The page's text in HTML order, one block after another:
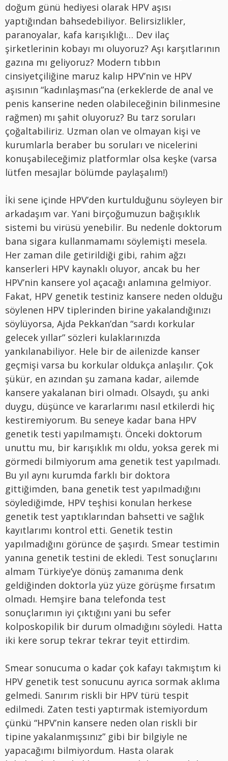
doğum günü hediyesi olarak HPV aşısı
yaptığından bahsedebiliyor. Belirsizlikler,
paranoyalar, kafa karışıklığı… Dev ilaç
şirketlerinin kobayı mı oluyoruz? Aşı karşıtlarının
gazına mı geliyoruz? Modern tıbbın
cinsiyetçiliğine maruz kalıp HPV’nin ve HPV
aşısının “kadınlaşması”na (erkeklerde de anal ve
penis kanserine neden olabileceğinin bilinmesine
rağmen) mı şahit oluyoruz? Bu tarz soruları
çoğaltabiliriz. Uzman olan ve olmayan kişi ve
kurumlarla beraber bu soruları ve nicelerini
konuşabileceğimiz platformlar olsa keşke (varsa
lütfen mesajlar bölümde paylaşalım!)
İki sene içinde HPV’den kurtulduğunu söyleyen bir
arkadaşım var. Yani birçoğumuzun bağışıklık
sistemi bu virüsü yenebilir. Bu nedenle doktorum
bana sigara kullanmamamı söylemişti mesela.
Her zaman dile getirildiği gibi, rahim ağzı
kanserleri HPV kaynaklı oluyor, ancak bu her
HPV’nin kansere yol açacağı anlamına gelmiyor.
Fakat, HPV genetik testiniz kansere neden olduğu
söylenen HPV tiplerinden birine yakalandığınızı
söylüyorsa, Ajda Pekkan’dan “sardı korkular
gelecek yıllar” sözleri kulaklarınızda
yankılanabiliyor. Hele bir de ailenizde kanser
geçmişi varsa bu korkular oldukça anlaşılır. Çok
şükür, en azından şu zamana kadar, ailemde
kansere yakalanan biri olmadı. Olsaydı, şu anki
duygu, düşünce ve kararlarımı nasıl etkilerdi hiç
kestiremiyorum. Bu seneye kadar bana HPV
genetik testi yapılmamıştı. Önceki doktorum
unuttu mu, bir karışıklık mı oldu, yoksa gerek mi
görmedi bilmiyorum ama genetik test yapılmadı.
Bu yıl aynı kurumda farklı bir doktora
gittiğimden, bana genetik test yapılmadığını
söylediğimde, HPV teşhisi konulan herkese
genetik test yaptıklarından bahsetti ve sağlık
kayıtlarımı kontrol etti. Genetik testin
yapılmadığını görünce de şaşırdı. Smear testimin
yanına genetik testini de ekledi. Test sonuçlarını
almam Türkiye’ye dönüş zamanıma denk
geldiğinden doktorla yüz yüze görüşme fırsatım
olmadı. Hemşire bana telefonda test
sonuçlarımın iyi çıktığını yani bu sefer
kolposkopilik bir durum olmadığını söyledi. Hatta
iki kere sorup tekrar tekrar teyit ettirdim.
Smear sonucuma o kadar çok kafayı takmıştım ki
HPV genetik test sonucunu ayrıca sormak aklıma
gelmedi. Sanırım riskli bir HPV türü tespit
edilmedi. Zaten testi yaptırmak istemiyordum
çünkü “HPV’nin kansere neden olan riskli bir
tipine yakalanmışsınız” gibi bir bilgiyle ne
yapacağımı bilmiyordum. Hasta olarak